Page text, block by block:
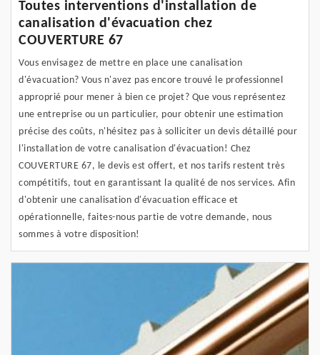
Toutes interventions d'installation de
canalisation d'évacuation chez
COUVERTURE 67
Vous envisagez de mettre en place une canalisation
d'évacuation? Vous n'avez pas encore trouvé le professionnel
approprié pour mener à bien ce projet? Que vous représentez
une entreprise ou un particulier, pour obtenir une estimation
précise des coûts, n'hésitez pas à solliciter un devis détaillé pour
l'installation de votre canalisation d'évacuation! Chez
COUVERTURE 67, le devis est offert, et nos tarifs restent très
compétitifs, tout en garantissant la qualité de nos services. Afin
d'obtenir une canalisation d'évacuation efficace et
opérationnelle, faites-nous partie de votre demande, nous
sommes à votre disposition!